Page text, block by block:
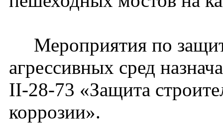
Мероприятия по
агрессивных сред
II-28-73 «Защита
коррозии».